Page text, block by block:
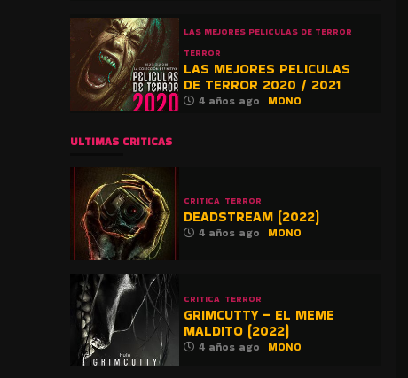
LAS MEJORES PELICULAS DE TERROR
TERROR
LAS MEJORES PELICULAS
DE TERROR 2020 / 2021
4 años ago MONO
ULTIMAS CRITICAS
CRITICA TERROR
DEADSTREAM (2022)
4 años ago MONO
CRITICA TERROR
GRIMCUTTY – EL MEME
MALDITO (2022)
4 años ago MONO